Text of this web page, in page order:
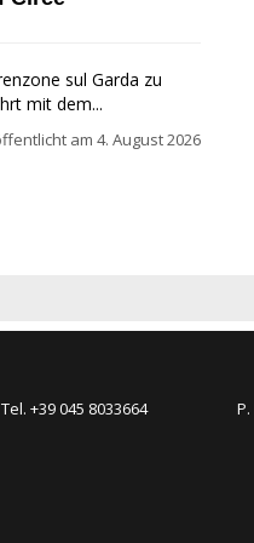
sul Garda zu
mit dem...
am 4. August 2026
Tel. +39 045 8033664